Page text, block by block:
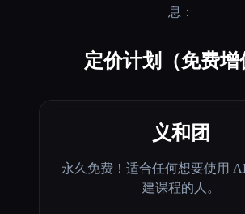
息：
定价计划（免费增
义和团
永久免费！适合任何想要使用
建课程的人。